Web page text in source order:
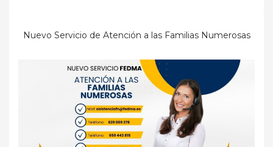
Nuevo Servicio de Atención a las Familias Numerosas